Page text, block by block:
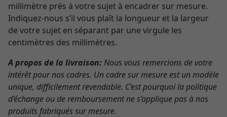
millimètre près à votre sujet à encadrer sur mesure.
Indiquez-nous s’il vous plaît la longueur et la largeur
de votre sujet en séparant par une virgule les
centimètres des millimètres.
A propos de la livraison: Nous vous remercions de votre
intérêt pour nos cadres. Un cadre sur mesure est un modèle
unique, difficilement revendable. C’est pourquoi la politique
d’échange ou de remboursement ne s’applique pas à nos
produits fabriqués sur mesure.